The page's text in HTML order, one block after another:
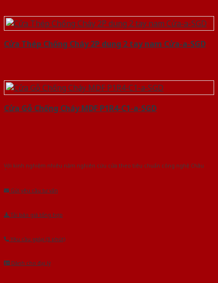
Cửa Thép Chống Cháy 2P dung 2 tay nam Cửa-a-SGD
Cửa Gỗ Chống Cháy MDF P1R4-C1-a-SGD
Với kinh nghiệm nhiêu năm nghiên cứu cửa theo tiêu chuẩn công nghệ Châu
Gửi yêu cầu tư vấn
Tải báo giá tổng hợp
Yêu cầu gọi lại (3 phút)
Dành cho đại lý